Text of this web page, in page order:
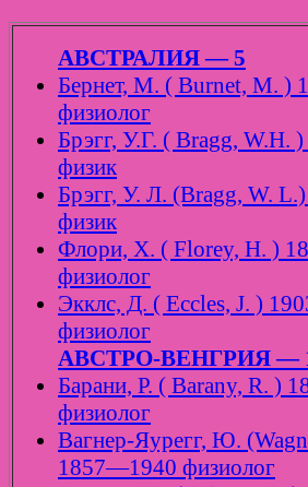
АВСТРАЛИЯ — 5
Бернет, М. ( Burnet, M. )
физиолог
Брэгг, У.Г. ( Bragg,
физик
Брэгг, У. Л. (Bragg, W.
физик
Флори, Х. ( Florey, H. )
физиолог
Экклс, Д. ( Eccles, J. )
физиолог
АВСТРО-ВЕНГРИЯ —
Барани, Р. ( Barany, R. )
физиолог
Вагнер-Яурегг, Ю.
1857—1940 физиолог